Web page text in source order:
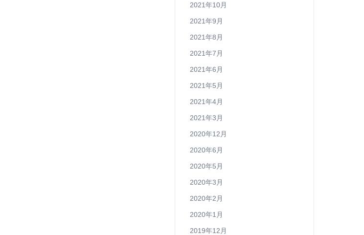
2021年10月
2021年9月
2021年8月
2021年7月
2021年6月
2021年5月
2021年4月
2021年3月
2020年12月
2020年6月
2020年5月
2020年3月
2020年2月
2020年1月
2019年12月